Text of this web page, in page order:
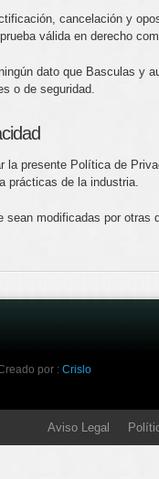
cancelación y
válida en derecho
dato que Basculas y
o de seguridad.
la presente Política de
prácticas de la industria.
modificadas por otras
por : Crislo
Aviso Legal